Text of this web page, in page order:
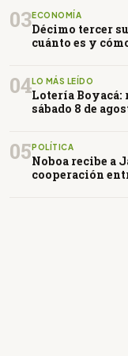
03ECONOMÍA
Décimo tercer
cuánto es y
04LO MÁS LEÍDO
Lotería
sábado 8 de
05POLÍTICA
Noboa recibe a
cooperación